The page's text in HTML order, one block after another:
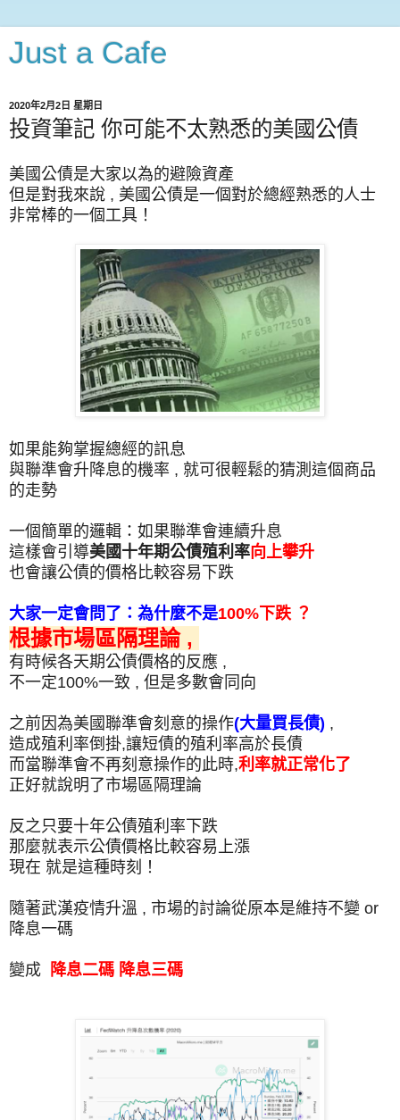
Just a Cafe
2020年2月2日 星期日
投資筆記 你可能不太熟悉的美國公債
美國公債是大家以為的避險資產
但是對我來說 , 美國公債是一個對於總經熟悉的人士
非常棒的一個工具！
如果能夠掌握總經的訊息
與聯準會升降息的機率 , 就可很輕鬆的猜測這個商品
的走勢
一個簡單的邏輯：如果聯準會連續升息
這樣會引導美國十年期公債殖利率向上攀升
也會讓公債的價格比較容易下跌
大家一定會問了：為什麼不是100%下跌 ？
根據市場區隔理論 ,
有時候各天期公債價格的反應 ,
不一定100%一致 , 但是多數會同向
之前因為美國聯準會刻意的操作(大量買長債) ,
造成殖利率倒掛,讓短債的殖利率高於長債
而當聯準會不再刻意操作的此時,利率就正常化了
正好就說明了市場區隔理論
反之只要十年公債殖利率下跌
那麼就表示公債價格比較容易上漲
現在 就是這種時刻！
隨著武漢疫情升溫 , 市場的討論從原本是維持不變 or
降息一碼
變成 降息二碼 降息三碼